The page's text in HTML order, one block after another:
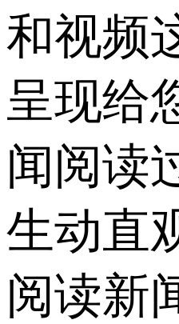
和视频
呈现给
闻阅读
生动直
阅读新